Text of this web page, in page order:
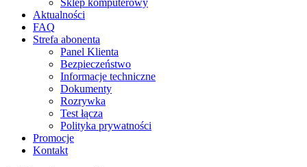
Sklep komputerowy
Aktualności
FAQ
Strefa abonenta
Panel Klienta
Bezpieczeństwo
Informacje techniczne
Dokumenty
Rozrywka
Test łącza
Polityka prywatności
Promocje
Kontakt